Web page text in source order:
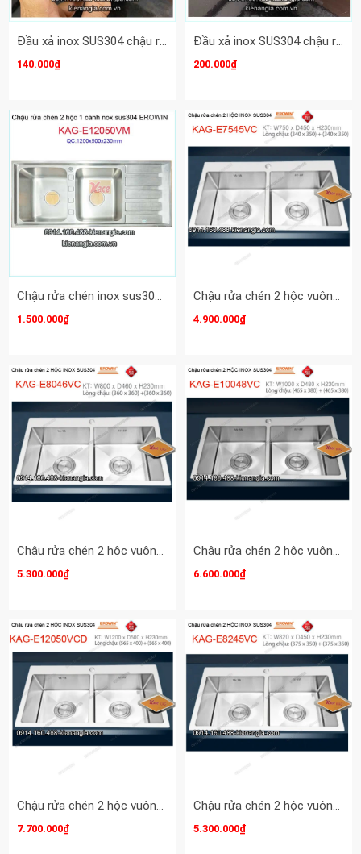
Đầu xả inox SUS304 chậu rửa chén Erowin tốt D110 KAG-BXC08ERW
140.000₫
Đầu xả inox SUS304 chậu rửa chén Erowin D140 KAG-BXC09ERW
200.000₫
Chậu rửa chén inox sus304 EROWIN KAG-E12050VM
1.500.000₫
Chậu rửa chén 2 hộc vuông 75x45 cm inox 304 EROWIN KAG-E7545VC
4.900.000₫
Chậu rửa chén 2 hộc vuông 80x46 cm inox 304 EROWIN KAG-E8046VC
5.300.000₫
Chậu rửa chén 2 hộc vuông 100x48 cm inox 304 EROWIN KAG-E10048VC
6.600.000₫
Chậu rửa chén 2 hộc vuông 120x50 cm inox 304 EROWIN KAG-E12050VCD
7.700.000₫
Chậu rửa chén 2 hộc vuông 82x45 cm inox 304 EROWIN KAG-E8245VC
5.300.000₫